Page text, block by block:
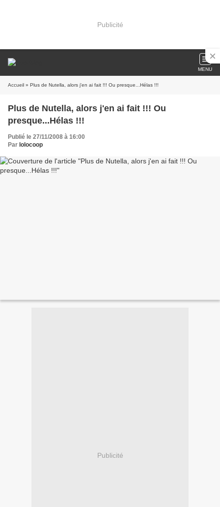
Publicité
MENU
Accueil » Plus de Nutella, alors j'en ai fait !!! Ou presque...Hélas !!!
Plus de Nutella, alors j'en ai fait !!! Ou
presque...Hélas !!!
Publié le 27/11/2008 à 16:00
Par lolocoop
Publicité